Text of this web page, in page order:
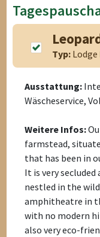
Typ: Lodge
Ausstattung:
Wäscheservice,
Weitere Infos:
farmstead,
that has been in
It is very
nestled in the
amphitheatre in
with no modern
also very eco-